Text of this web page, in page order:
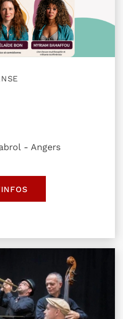
- Angers
l'évènement Stomp